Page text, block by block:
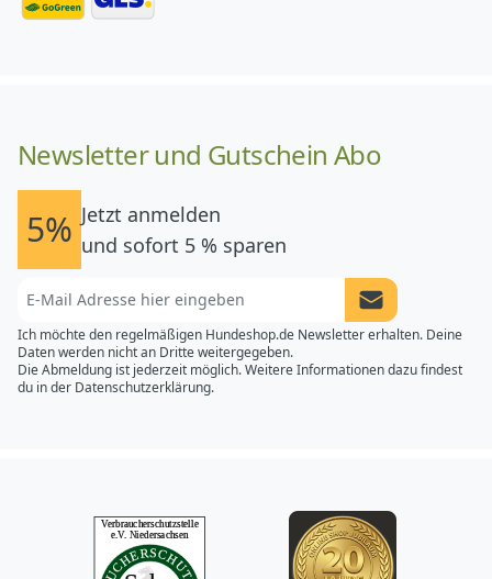
Newsletter und Gutschein Abo
5% Jetzt anmelden
und sofort 5 % sparen
Newsletter
Ich möchte den regelmäßigen Hundeshop.de Newsletter erhalten. Deine
Daten werden nicht an Dritte weitergegeben.
Die Abmeldung ist jederzeit möglich. Weitere Informationen dazu findest
du in der Datenschutzerklärung.